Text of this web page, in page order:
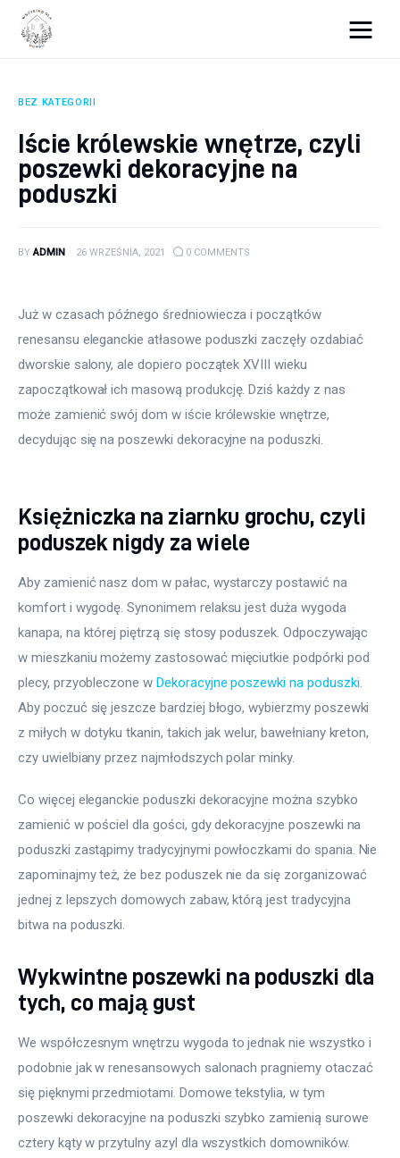
Remont
Ogród
BEZ KATEGORII
Iście królewskie wnętrze, czyli
poszewki dekoracyjne na
poduszki
BY ADMIN 26 WRZEŚNIA, 2021 0 COMMENTS
Już w czasach późnego średniowiecza i początków
renesansu eleganckie atłasowe poduszki zaczęły ozdabiać
dworskie salony, ale dopiero początek XVIII wieku
zapoczątkował ich masową produkcję. Dziś każdy z nas
może zamienić swój dom w iście królewskie wnętrze,
decydując się na poszewki dekoracyjne na poduszki.
Księżniczka na ziarnku grochu, czyli
poduszek nigdy za wiele
Aby zamienić nasz dom w pałac, wystarczy postawić na
komfort i wygodę. Synonimem relaksu jest duża wygoda
kanapa, na której piętrzą się stosy poduszek. Odpoczywając
w mieszkaniu możemy zastosować mięciutkie podpórki pod
plecy, przyobleczone w Dekoracyjne poszewki na poduszki.
Aby poczuć się jeszcze bardziej błogo, wybierzmy poszewki
z miłych w dotyku tkanin, takich jak welur, bawełniany kreton,
czy uwielbiany przez najmłodszych polar minky.
Co więcej eleganckie poduszki dekoracyjne można szybko
zamienić w pościel dla gości, gdy dekoracyjne poszewki na
poduszki zastąpimy tradycyjnymi powłoczkami do spania. Nie
zapominajmy też, że bez poduszek nie da się zorganizować
jednej z lepszych domowych zabaw, którą jest tradycyjna
bitwa na poduszki.
Wykwintne poszewki na poduszki dla
tych, co mają gust
We współczesnym wnętrzu wygoda to jednak nie wszystko i
podobnie jak w renesansowych salonach pragniemy otaczać
się pięknymi przedmiotami. Domowe tekstylia, w tym
poszewki dekoracyjne na poduszki szybko zamienią surowe
cztery kąty w przytulny azyl dla wszystkich domowników.